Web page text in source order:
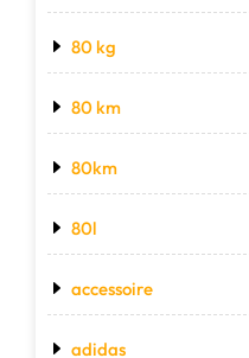
80 kg
80 km
80km
80l
accessoire
adidas